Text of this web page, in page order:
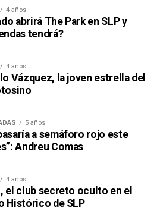
4 años
abrirá The Park en SLP y
tendrá?
4 años
Vázquez, la joven estrella del
5 años
a semáforo rojo este
Andreu Comas
4 años
el club secreto oculto en el
Histórico de SLP